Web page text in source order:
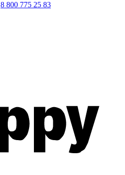
8 800 775 25 83